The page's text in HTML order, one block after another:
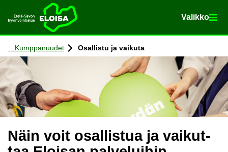
Etusi­vu Va­lik­ko
Va­lik­ko
Siir­ry si­säl­töön
Kump­pa­nuu­det Osal­lis­tu ja vai­ku­ta
Näin voit osal­lis­tua ja vai­kut­